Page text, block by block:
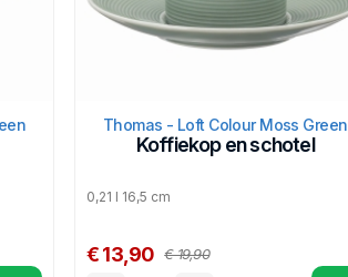
Thomas - Loft Colour Moss Green
Koffiekop en schotel
0,21 l 16,5 cm
€ 13,90 € 19,90